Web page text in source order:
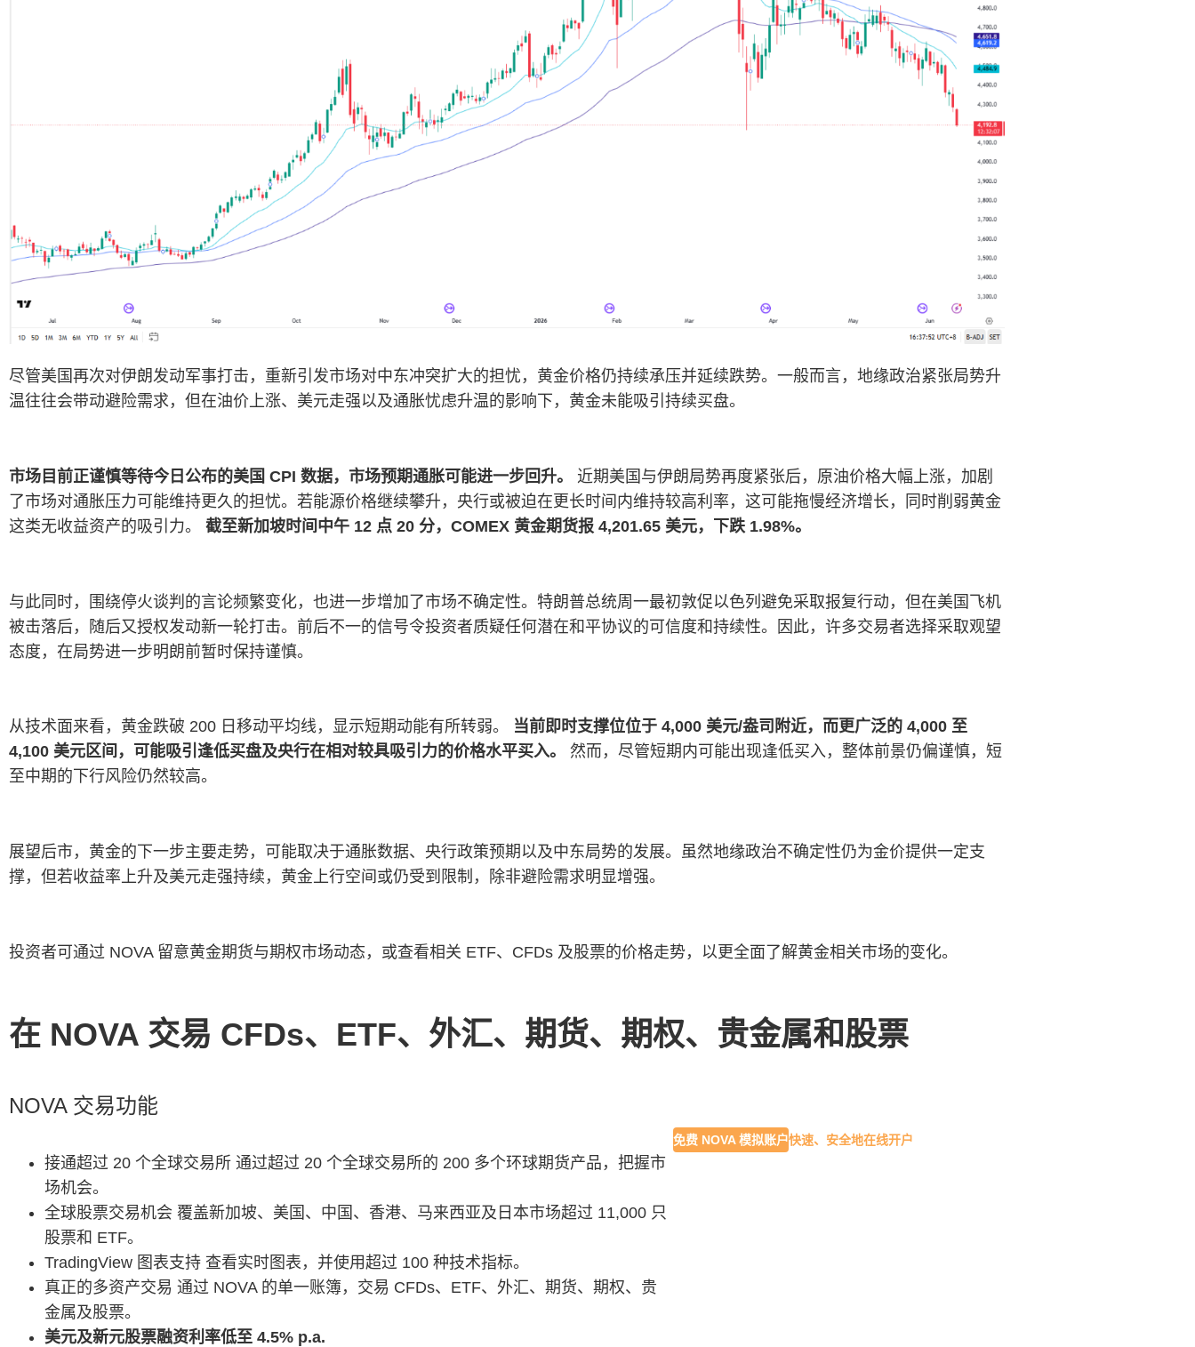
尽管美国再次对伊朗发动军事打击，重新引发市场对中东冲突扩大的担忧，黄金价格仍持续承压并延续跌势。一般而言，地缘政治紧张局势升
温往往会带动避险需求，但在油价上涨、美元走强以及通胀忧虑升温的影响下，黄金未能吸引持续买盘。
市场目前正谨慎等待今日公布的美国 CPI 数据，市场预期通胀可能进一步回升。
近期美国与伊朗局势再度紧张后，原油价格大幅上涨，加剧
了市场对通胀压力可能维持更久的担忧。若能源价格继续攀升，央行或被迫在更长时间内维持较高利率，这可能拖慢经济增长，同时削弱黄金
这类无收益资产的吸引力。 截至新加坡时间中午 12 点 20 分，COMEX 黄金期货报 4,201.65 美元，下跌 1.98%。
与此同时，围绕停火谈判的言论频繁变化，也进一步增加了市场不确定性。特朗普总统周一最初敦促以色列避免采取报复行动，但在美国飞机
被击落后，随后又授权发动新一轮打击。前后不一的信号令投资者质疑任何潜在和平协议的可信度和持续性。因此，许多交易者选择采取观望
态度，在局势进一步明朗前暂时保持谨慎。
从技术面来看，黄金跌破 200 日移动平均线，显示短期动能有所转弱。 当前即时支撑位位于 4,000 美元/盎司附近，而更广泛的 4,000 至
4,100 美元区间，可能吸引逢低买盘及央行在相对较具吸引力的价格水平买入。
然而，尽管短期内可能出现逢低买入，整体前景仍偏谨慎，短
至中期的下行风险仍然较高。
展望后市，黄金的下一步主要走势，可能取决于通胀数据、央行政策预期以及中东局势的发展。虽然地缘政治不确定性仍为金价提供一定支
撑，但若收益率上升及美元走强持续，黄金上行空间或仍受到限制，除非避险需求明显增强。
投资者可通过 NOVA 留意黄金期货与期权市场动态，或查看相关 ETF、CFDs 及股票的价格走势，以更全面了解黄金相关市场的变化。
在 NOVA 交易 CFDs、ETF、外汇、期货、期权、贵金属和股票
NOVA 交易功能
接通超过 20 个全球交易所 通过超过 20 个全球交易所的 200 多个环球期货产品，把握市
场机会。
全球股票交易机会 覆盖新加坡、美国、中国、香港、马来西亚及日本市场超过 11,000 只
股票和 ETF。
TradingView 图表支持 查看实时图表，并使用超过 100 种技术指标。
真正的多资产交易 通过 NOVA 的单一账簿，交易 CFDs、ETF、外汇、期货、期权、贵
金属及股票。
美元及新元股票融资利率低至 4.5% p.a.
免费 NOVA 模拟账户快速、安全地在线开户